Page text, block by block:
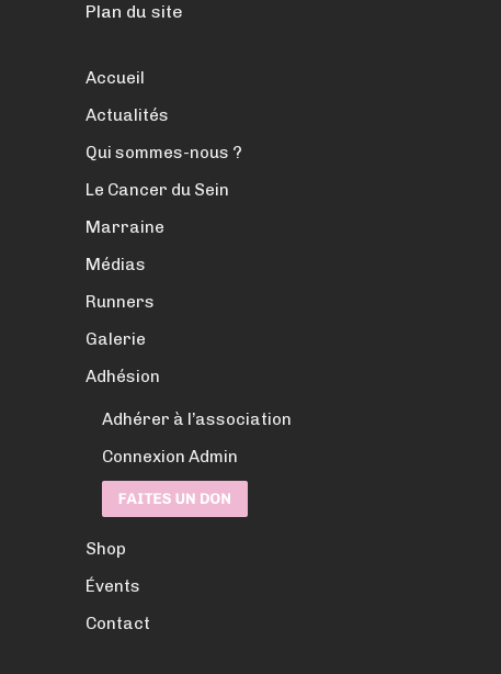
Plan du site
Accueil
Actualités
Qui sommes-nous ?
Le Cancer du Sein
Marraine
Médias
Runners
Galerie
Adhésion
Adhérer à l’association
Connexion Admin
Shop
Évents
Contact